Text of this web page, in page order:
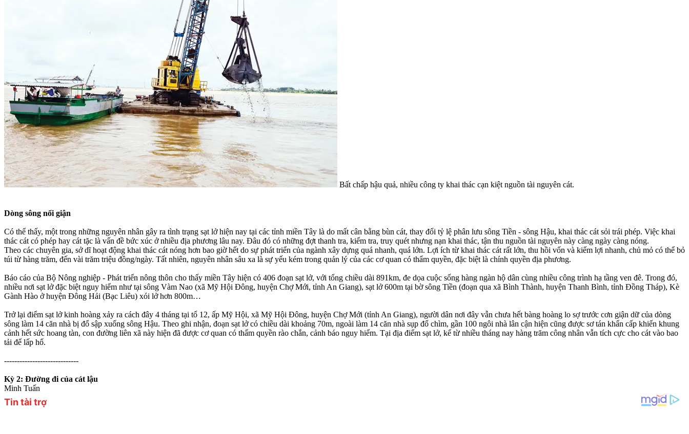
Bất chấp hậu quả, nhiều công ty khai thác cạn kiệt nguồn tài nguyên cát.
Dòng sông nổi giận
Có thể thấy, một trong những nguyên nhân gây ra tình trạng sạt lở hiện nay tại các tỉnh miền Tây là do mất cân bằng bùn cát, thay đổi tỷ lệ phân lưu sông Tiền - sông Hậu, khai thác cát sỏi trái phép. Việc khai
thác cát có phép hay cát tặc là vấn đề bức xúc ở nhiều địa phương lâu nay. Đâu đó có những đợt thanh tra, kiểm tra, truy quét nhưng nạn khai thác, tận thu nguồn tài nguyên này càng ngày càng nóng.
Theo các chuyên gia, sở dĩ hoạt động khai thác cát nóng hơn bao giờ hết do sự phát triển của ngành xây dựng quá nhanh, quá lớn. Lợi ích từ khai thác cát rất lớn, thu hồi vốn và kiếm lợi nhanh, chủ mỏ có thể bỏ
túi từ hàng trăm, đến vài trăm triệu đồng/ngày. Tất nhiên, nguyên nhân sâu xa là sự yếu kém trong quản lý của các cơ quan có thẩm quyền, đặc biệt là chính quyền địa phương.
Báo cáo của Bộ Nông nghiệp - Phát triển nông thôn cho thấy miền Tây hiện có 406 đoạn sạt lở, với tổng chiều dài 891km, đe dọa cuộc sống hàng ngàn hộ dân cùng nhiều công trình hạ tầng ven đê. Trong đó,
nhiều nơi sạt lở đặc biệt nguy hiểm như tại sông Vàm Nao (xã Mỹ Hội Đông, huyện Chợ Mới, tỉnh An Giang), sạt lở 600m tại bờ sông Tiền (đoạn qua xã Bình Thành, huyện Thanh Bình, tỉnh Đồng Tháp), Kè
Gành Hào ở huyện Đông Hải (Bạc Liêu) xói lở hơn 800m…
Trở lại điểm sạt lở kinh hoàng xảy ra cách đây 4 tháng tại tổ 12, ấp Mỹ Hội, xã Mỹ Hội Đông, huyện Chợ Mới (tỉnh An Giang), người dân nơi đây vẫn chưa hết bàng hoàng lo sợ trước cơn giận dữ của dòng
sông làm 14 căn nhà bị đổ sập xuống sông Hậu. Theo ghi nhận, đoạn sạt lở có chiều dài khoảng 70m, ngoài làm 14 căn nhà sụp đổ chìm, gần 100 ngôi nhà lân cận hiện cũng được sơ tán khẩn cấp khiến khung
cảnh hết sức hoang tàn, con đường liên xã này hiện đã được cơ quan có thẩm quyền rào chắn, cảnh báo nguy hiểm. Tại địa điểm sạt lở, kể từ nhiều tháng nay hàng trăm công nhân vẫn tích cực cho cát vào bao
tải để lấp hố.
-----------------------------
Kỳ 2: Đường đi của cát lậu
Minh Tuấn